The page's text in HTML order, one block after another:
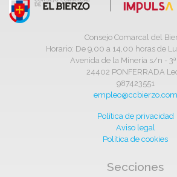
Consejo Comarcal del
Horario: De 9,00 a 14,00 horas de
Avenida de la Minería s/n -
24402 PONFERRADA
987423551
empleo@ccbierzo.com
Política de privacidad
Aviso legal
Política de cookies
Secciones